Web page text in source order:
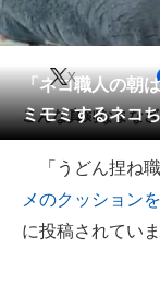
動物
会員記事
メディア
注目記事を集め
ITの今と未来を見
「ネコ職人の朝
ミモミするネコ
X
こんな真剣なまな
「うどん捏ね
メのクッション
に投稿されていま